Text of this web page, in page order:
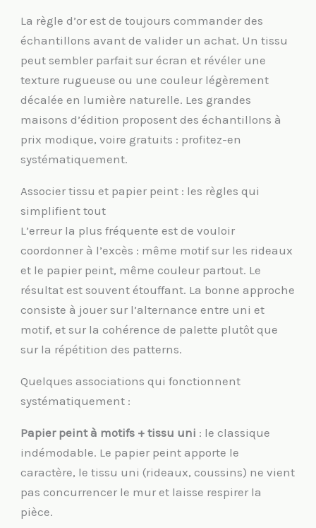
La règle d’or est de toujours commander des
échantillons avant de valider un achat. Un tissu
peut sembler parfait sur écran et révéler une
texture rugueuse ou une couleur légèrement
décalée en lumière naturelle. Les grandes
maisons d’édition proposent des échantillons à
prix modique, voire gratuits : profitez-en
systématiquement.
Associer tissu et papier peint : les règles qui
simplifient tout
L’erreur la plus fréquente est de vouloir
coordonner à l’excès : même motif sur les rideaux
et le papier peint, même couleur partout. Le
résultat est souvent étouffant. La bonne approche
consiste à jouer sur l’alternance entre uni et
motif, et sur la cohérence de palette plutôt que
sur la répétition des patterns.
Quelques associations qui fonctionnent
systématiquement :
Papier peint à motifs + tissu uni : le classique
indémodable. Le papier peint apporte le
caractère, le tissu uni (rideaux, coussins) ne vient
pas concurrencer le mur et laisse respirer la
pièce.